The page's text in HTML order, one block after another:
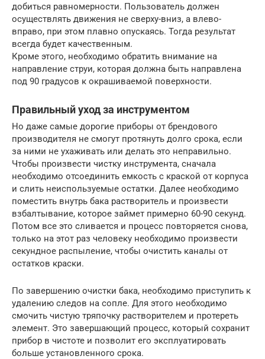
добиться равномерности. Пользователь должен
осуществлять движения не сверху-вниз, а влево-
вправо, при этом плавно опускаясь. Тогда результат
всегда будет качественным.
Кроме этого, необходимо обратить внимание на
направление струи, которая должна быть направлена
под 90 градусов к окрашиваемой поверхности.
Правильный уход за инструментом
Но даже самые дорогие приборы от брендового
производителя не смогут протянуть долго срока, если
за ними не ухаживать или делать это неправильно.
Чтобы произвести чистку инструмента, сначала
необходимо отсоединить емкость с краской от корпуса
и слить неиспользуемые остатки. Далее необходимо
поместить внутрь бака растворитель и произвести
взбалтывание, которое займет примерно 60-90 секунд.
Потом все это сливается и процесс повторяется снова,
только на этот раз человеку необходимо произвести
секундное распыление, чтобы очистить каналы от
остатков краски.
По завершению очистки бака, необходимо приступить к
удалению следов на сопле. Для этого необходимо
смочить чистую тряпочку растворителем и протереть
элемент. Это завершающий процесс, который сохранит
прибор в чистоте и позволит его эксплуатировать
больше установленного срока.